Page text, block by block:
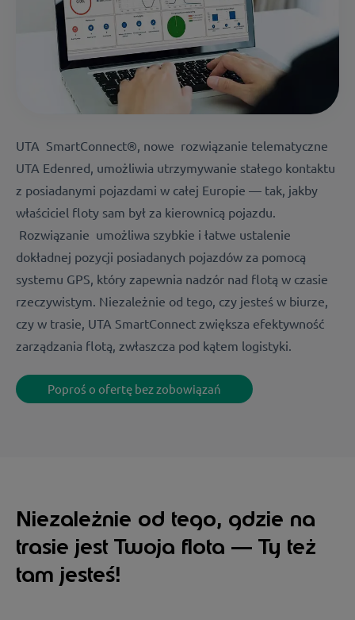
UTA SmartConnect®, nowe rozwiązanie telematyczne
UTA Edenred, umożliwia utrzymywanie stałego kontaktu
z posiadanymi pojazdami w całej Europie — tak, jakby
właściciel floty sam był za kierownicą pojazdu.
Rozwiązanie umożliwa szybkie i łatwe ustalenie
dokładnej pozycji posiadanych pojazdów za pomocą
systemu GPS, który zapewnia nadzór nad flotą w czasie
rzeczywistym. Niezależnie od tego, czy jesteś w biurze,
czy w trasie, UTA SmartConnect zwiększa efektywność
zarządzania flotą, zwłaszcza pod kątem logistyki.
Poproś o ofertę bez zobowiązań
Niezależnie od tego, gdzie na
trasie jest Twoja flota — Ty też
tam jesteś!